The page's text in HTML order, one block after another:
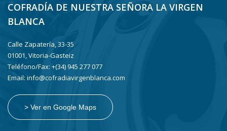
COFRADÍA DE NUESTRA SEÑORA LA VIRGEN
BLANCA
Calle Zapatería, 33-35
01001, Vitoria-Gasteiz
Teléfono/Fax: +(34) 945 277 077
Email: info@cofradiavirgenblanca.com
> Ver en Google Maps